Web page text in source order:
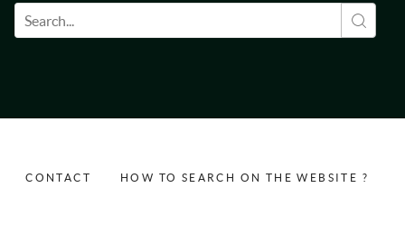
Search form
CONTACT HOW TO SEARCH ON THE WEBSITE ?